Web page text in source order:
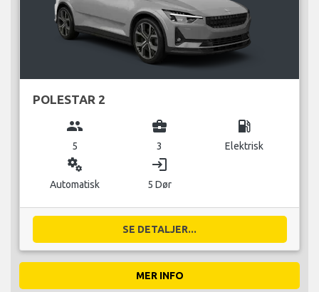
POLESTAR 2
group
5
business_center
3
local_gas_station
Elektrisk
miscellaneous_services
Automatisk
login
5 Dør
SE DETALJER...
MER INFO